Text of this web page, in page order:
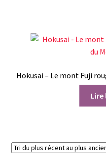
Hokusai – Le mont Fuji
Lire